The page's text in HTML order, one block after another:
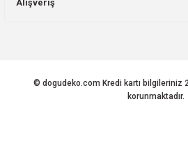
Alışveriş
© dogudeko.com Kredi kartı bilgileriniz
korunmaktadır.